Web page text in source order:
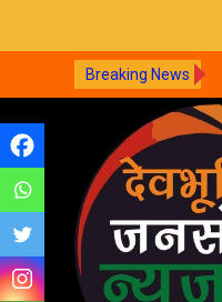
Breaking News
के साथ दुष्कर्म, वीडियो सामने
to
content